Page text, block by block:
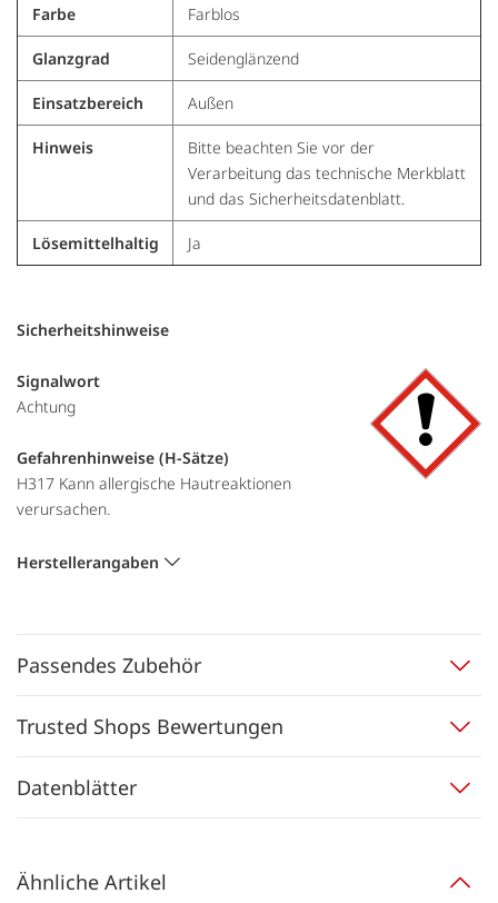
Farbe Farblos
Glanzgrad Seidenglänzend
Einsatzbereich Außen
Hinweis
Bitte beachten Sie vor der
Verarbeitung das technische Merkblatt
und das Sicherheitsdatenblatt.
Lösemittelhaltig Ja
Sicherheitshinweise
Signalwort
Achtung
Gefahrenhinweise (H-Sätze)
H317 Kann allergische Hautreaktionen
verursachen.
Herstellerangaben
Passendes Zubehör
Trusted Shops Bewertungen
Datenblätter
Ähnliche Artikel